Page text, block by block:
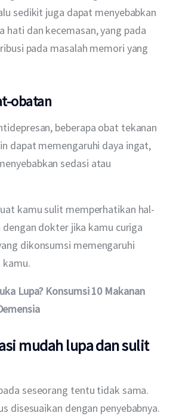
sedikit juga dapat menyebabkan
hati dan kecemasan, yang pada
pada masalah memori yang
obatan
beberapa obat tekanan
dapat memengaruhi daya ingat,
sedasi atau
kamu sulit memperhatikan hal-
dengan dokter jika kamu curiga
dikonsumsi memengaruhi
Lupa? Konsumsi 10 Makanan
mudah lupa dan sulit
seseorang tentu tidak sama.
disesuaikan dengan penyebabnya.